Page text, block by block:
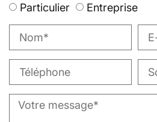
Particulier Entreprise